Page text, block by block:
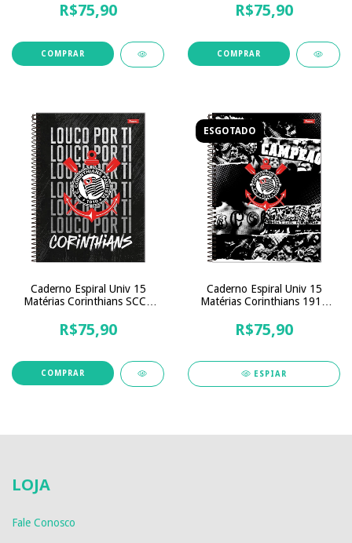
R$75,90 R$75,90
Caderno Espiral Univ 15
Matérias Corinthians SCCP
R$75,90
ESGOTADO
Caderno Espiral Univ 15
Matérias Corinthians 1910
R$75,90
ESPIAR
LOJA
Fale Conosco